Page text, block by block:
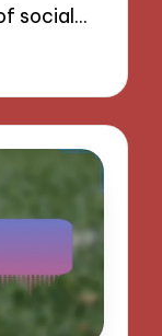
social…